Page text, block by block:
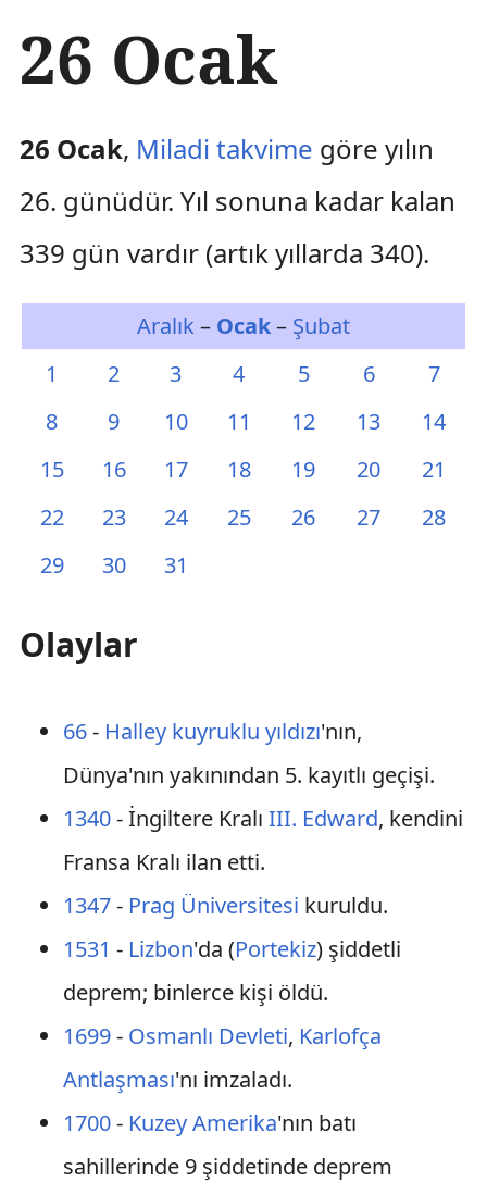
ç
e
r
e
t
a
26 Ocak
26 Ocak, Miladi takvime göre yılın
26. günüdür. Yıl sonuna kadar kalan
339 gün vardır (artık yıllarda 340).
Aralık– Ocak– Şubat
1
2 3 4 5 6
7
8
9 10 11 12 13
14
15
16 17 18 19 20
21
22
23 24 25 26 27
28
29
30 31
Olaylar
66- Halley kuyruklu yıldızı'nın,
Dünya'nın yakınından 5. kayıtlı geçişi.
1340- İngiltere Kralı III. Edward, kendini
Fransa Kralı ilan etti.
1347- Prag Üniversitesi kuruldu.
1531 - Lizbon'da (Portekiz) şiddetli
deprem; binlerce kişi öldü.
1699- Osmanlı Devleti, Karlofça
Antlaşması'nı imzaladı.
1700- Kuzey Amerika'nın batı
sahillerinde 9 şiddetinde deprem